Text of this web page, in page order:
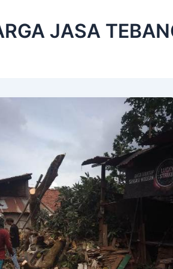
JASA